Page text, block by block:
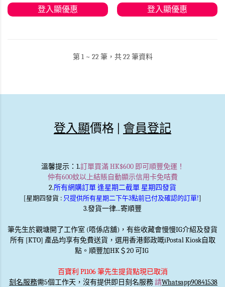
登入顯優惠 登入顯優惠
第 1 ~ 22 筆，共 22 筆資料
登入顯價格 | 會員登記
溫馨提示：1.訂單買滿 HK$600 即可順豐免運！
仲有600蚊以上結賬自動顯示信用卡免咭費
2.所有網購訂單 逢星期二截單 星期四發貨
[星期四發貨 : 只提供所有星期二下午3點前已付及確認的訂單!]
3.發貨一律...寄順豐
筆先生於觀塘開了工作室 (唔係店舖)，有些收藏會慢慢IG介紹及發貨
所有 [KTO] 產品均享有免費送貨，選用香港郵政嘅iPostal Kiosk自取
點。順豐加HK＄20 可IG
百寶利 P1106 筆先生提貨點現已取消
刻名服務需5個工作天，沒有提供即日刻名服務請Whatsapp90841538